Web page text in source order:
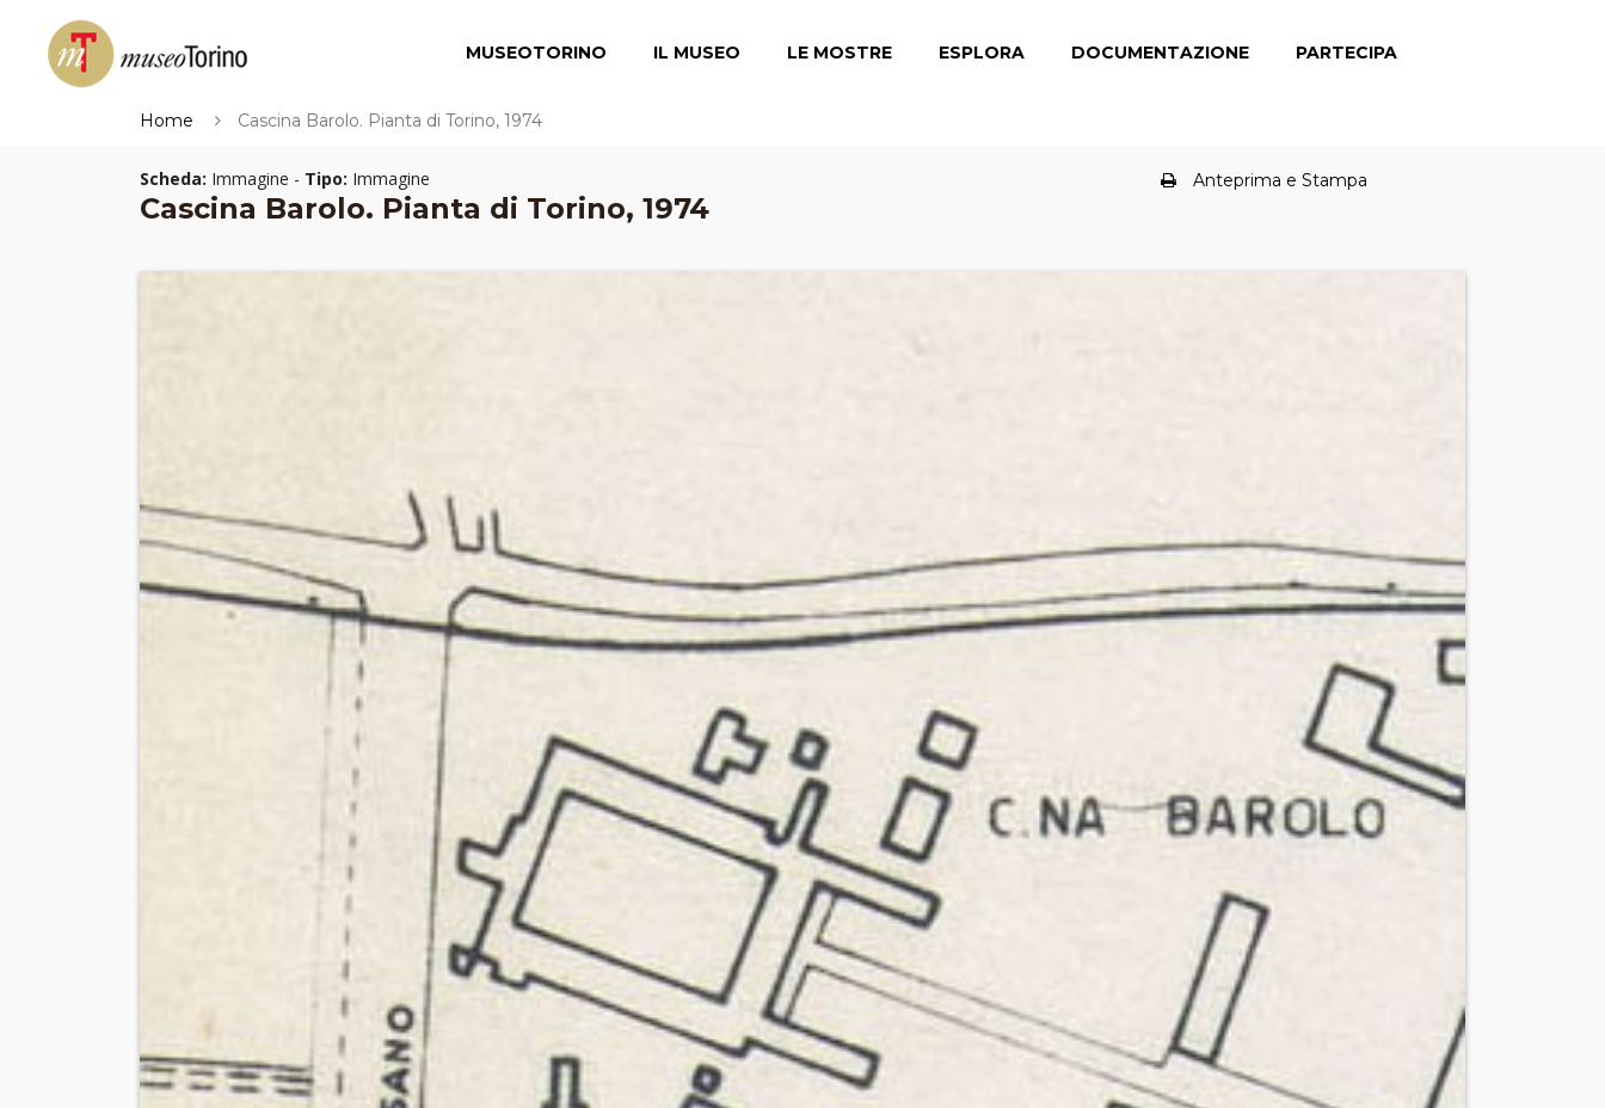
MUSEOTORINO IL MUSEO LE MOSTRE ESPLORA DOCUMENTAZIONE PARTECIPA
Home Cascina Barolo. Pianta di Torino, 1974
Scheda: Immagine - Tipo: Immagine
Cascina Barolo. Pianta di Torino, 1974
Anteprima e Stampa